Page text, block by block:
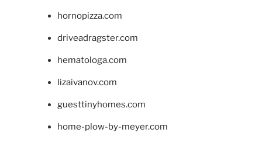
hornopizza.com
driveadragster.com
hematologa.com
lizaivanov.com
guesttinyhomes.com
home-plow-by-meyer.com